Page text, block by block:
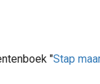
"Stap